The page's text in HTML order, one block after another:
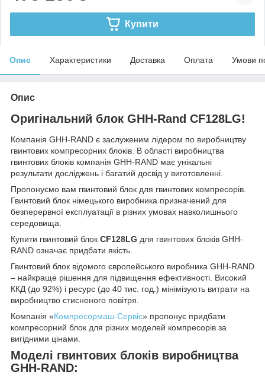
Купити
Опис Характеристики Доставка Оплата Умови
Опис
Оригінальний блок GHH-Rand CF128LG!
Компанія GHH-RAND є заслуженим лідером по виробництву
гвинтових компресорних блоків. В області виробництва
гвинтових блоків компанія GHH-RAND має унікальні
результати досліджень і багатий досвід у виготовленні.
Пропонуємо вам гвинтовий блок для гвинтових компресорів.
Гвинтовий блок німецького виробника призначений для
безперервної експлуатації в різних умовах навколишнього
середовища.
Купити гвинтовий блок CF128LG для гвинтових блоків GHH-
RAND означає придбати якість.
Гвинтовий блок відомого європейського виробника GHH-RAND
– найкраще рішення для підвищення ефективності. Високий
ККД (до 92%) і ресурс (до 40 тис. год.) мінімізують витрати на
виробництво стисненого повітря.
Компанія «Компресормаш-Сервіс» пропонує придбати
компресорний блок для різних моделей компресорів за
вигідними цінами.
Моделі гвинтових блоків виробництва
GHH-RAND: